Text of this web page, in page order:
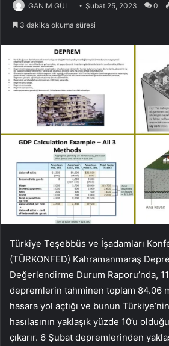
GANİM GÜL Şubat 25, 2023 0
3 dakika okuma süresi
Türkiye Teşebbüs ve İşadamları
(TÜRKONFED) Kahramanmaraş
Değerlendirme Durum Raporu’nda,
depremlerin tahminen toplam 84.06
hasara yol açtığı ve bunun
hasılasının yaklaşık yüzde 10’u
çıkarır. 6 Şubat depremlerinden